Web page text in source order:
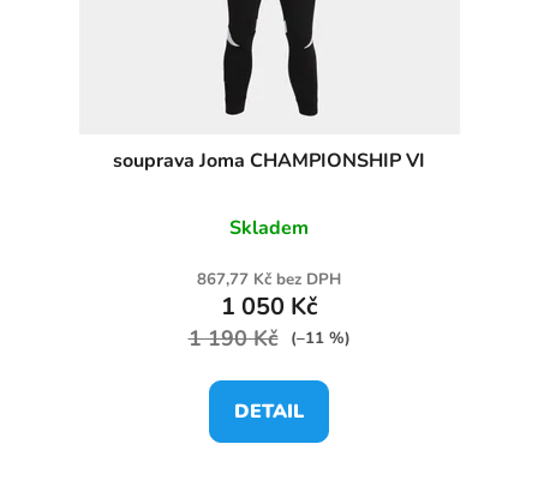
souprava Joma CHAMPIONSHIP VI
Skladem
867,77 Kč bez DPH
1 050 Kč
1 190 Kč (–11 %)
DETAIL